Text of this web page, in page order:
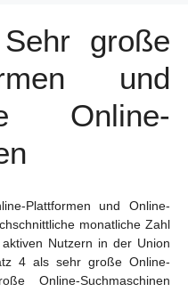
große
und
Online-
Plattformen und Online-
monatliche Zahl
Nutzern in der Union
4 als sehr große Online-
Online-Suchmaschinen